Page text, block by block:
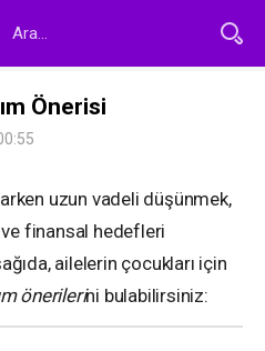
Önerisi
uzun vadeli düşünmek,
finansal hedefleri
ailelerin çocukları için
önerilerini bulabilirsiniz: